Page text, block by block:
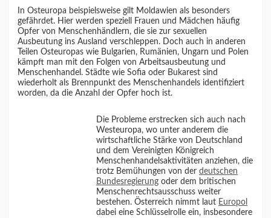
In Osteuropa beispielsweise gilt Moldawien als besonders
gefährdet. Hier werden speziell Frauen und Mädchen häufig
Opfer von Menschenhändlern, die sie zur sexuellen
Ausbeutung ins Ausland verschleppen. Doch auch in anderen
Teilen Osteuropas wie Bulgarien, Rumänien, Ungarn und Polen
kämpft man mit den Folgen von Arbeitsausbeutung und
Menschenhandel. Städte wie Sofia oder Bukarest sind
wiederholt als Brennpunkt des Menschenhandels identifiziert
worden, da die Anzahl der Opfer hoch ist.
Die Probleme erstrecken sich auch nach
Westeuropa, wo unter anderem die
wirtschaftliche Stärke von Deutschland
und dem Vereinigten Königreich
Menschenhandelsaktivitäten anziehen, die
trotz Bemühungen von der deutschen
Bundesregierung oder dem britischen
Menschenrechtsausschuss weiter
bestehen. Österreich nimmt laut Europol
dabei eine Schlüsselrolle ein, insbesondere